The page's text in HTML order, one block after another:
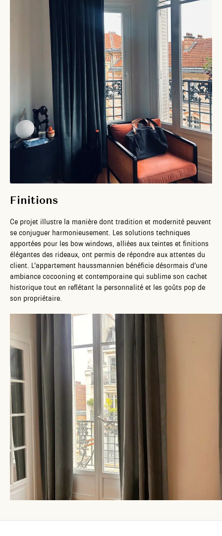
Finitions
Ce projet illustre la manière dont tradition et modernité peuvent
se conjuguer harmonieusement. Les solutions techniques
apportées pour les bow windows, alliées aux teintes et finitions
élégantes des rideaux, ont permis de répondre aux attentes du
client. L’appartement haussmannien bénéficie désormais d’une
ambiance cocooning et contemporaine qui sublime son cachet
historique tout en reflétant la personnalité et les goûts pop de
son propriétaire.